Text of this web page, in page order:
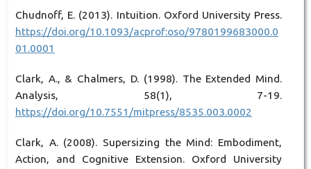
Chudnoff, E. (2013). Intuition. Oxford University Press.
https://doi.org/10.1093/acprof:oso/9780199683000.0
01.0001
Clark, A., & Chalmers, D. (1998). The Extended Mind.
Analysis, 58(1), 7-19.
https://doi.org/10.7551/mitpress/8535.003.0002
Clark, A. (2008). Supersizing the Mind: Embodiment,
Action, and Cognitive Extension. Oxford University